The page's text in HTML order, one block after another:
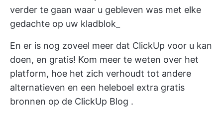
verder te gaan waar u gebleven was met elke
gedachte op uw kladblok_
En er is nog zoveel meer dat ClickUp voor u kan
doen, en gratis! Kom meer te weten over het
platform, hoe het zich verhoudt tot andere
alternatieven en een heleboel extra gratis
bronnen op de ClickUp Blog .